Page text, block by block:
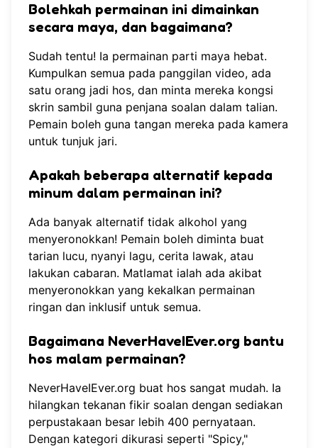
Bolehkah permainan ini dimainkan
secara maya, dan bagaimana?
Sudah tentu! Ia permainan parti maya hebat.
Kumpulkan semua pada panggilan video, ada
satu orang jadi hos, dan minta mereka kongsi
skrin sambil guna penjana soalan dalam talian.
Pemain boleh guna tangan mereka pada kamera
untuk tunjuk jari.
Apakah beberapa alternatif kepada
minum dalam permainan ini?
Ada banyak alternatif tidak alkohol yang
menyeronokkan! Pemain boleh diminta buat
tarian lucu, nyanyi lagu, cerita lawak, atau
lakukan cabaran. Matlamat ialah ada akibat
menyeronokkan yang kekalkan permainan
ringan dan inklusif untuk semua.
Bagaimana NeverHaveIEver.org bantu
hos malam permainan?
NeverHaveIEver.org buat hos sangat mudah. Ia
hilangkan tekanan fikir soalan dengan sediakan
perpustakaan besar lebih 400 pernyataan.
Dengan kategori dikurasi seperti "Spicy,"